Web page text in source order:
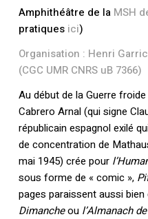
Amphithéâtre de la MSH
pratiques ici)
Organisation : Henri
(CGC UMR CNRS uB 7366)
Au début de la Guerre
Cabrero Arnal (qui signe
républicain espagnol exilé
de concentration de
mai 1945) crée pour
sous forme de « comic »,
pages paraissent aussi bien
Dimancheou l’Almanach